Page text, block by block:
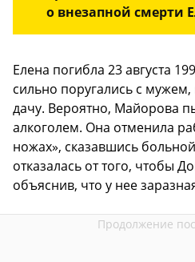
о внезапной смерти
Елена погибла 23 августа
сильно поругались с мужем,
дачу. Вероятно, Майорова
алкоголем. Она отменила
ножах», сказавшись
отказалась от того, чтобы
объяснив, что у нее